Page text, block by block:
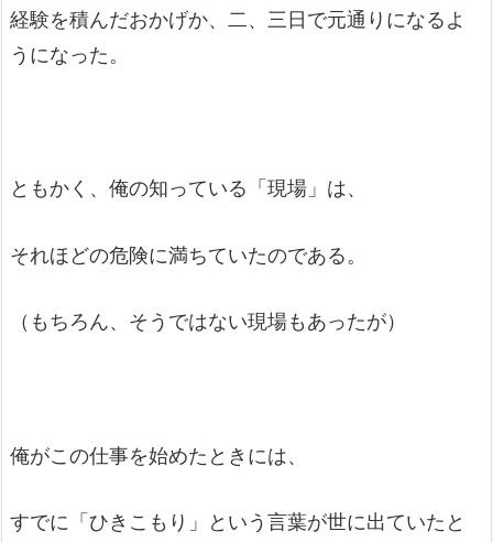
経験を積んだおかげか、二、三日で元通りになるよ
うになった。
ともかく、俺の知っている「現場」は、
それほどの危険に満ちていたのである。
（もちろん、そうではない現場もあったが）
俺がこの仕事を始めたときには、
すでに「ひきこもり」という言葉が世に出ていたと